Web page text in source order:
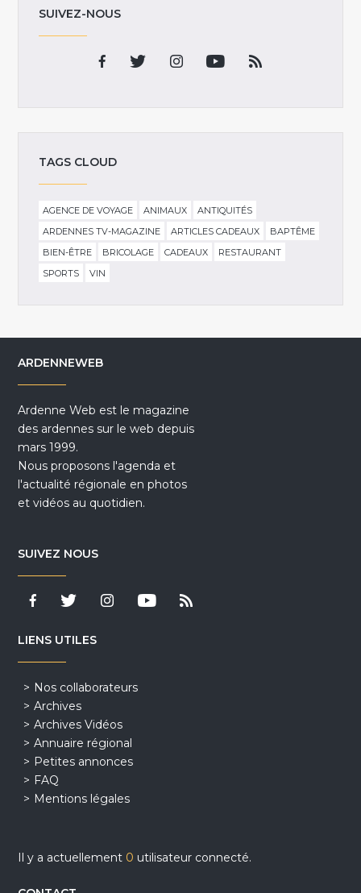
SUIVEZ-NOUS
TAGS CLOUD
AGENCE DE VOYAGE ANIMAUX
ANTIQUITÉS
ARDENNES TV-MAGAZINE
ARTICLES CADEAUX
BAPTÊME
BIEN-ÊTRE
BRICOLAGE CADEAUX
RESTAURANT
SPORTS
VIN
ARDENNEWEB
Ardenne Web est le magazine
des ardennes sur le web depuis
mars 1999.
Nous proposons l'agenda et
l'actualité régionale en photos
et vidéos au quotidien.
SUIVEZ NOUS
LIENS UTILES
Nos collaborateurs
Archives
Archives Vidéos
Annuaire régional
Petites annonces
FAQ
Mentions légales
Il y a actuellement 0 utilisateur connecté.